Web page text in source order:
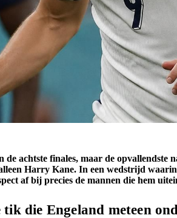
de achtste finales, maar de opvallendste
Harry Kane. In een wedstrijd
af bij precies de mannen die hem
tik die Engeland meteen